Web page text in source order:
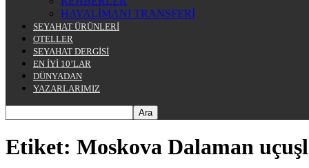
HAVALİMANI TRANSFERİ
SEYAHAT ÜRÜNLERİ
OTELLER
SEYAHAT DERGİSİ
EN İYİ 10’LAR
DÜNYADAN
YAZARLARIMIZ
Etiket: Moskova Dalaman